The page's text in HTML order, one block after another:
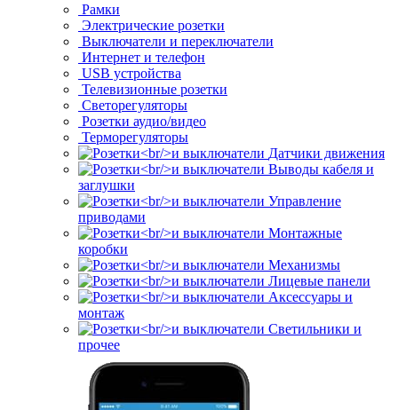
Рамки
Электрические розетки
Выключатели и переключатели
Интернет и телефон
USB устройства
Телевизионные розетки
Светорегуляторы
Розетки аудио/видео
Терморегуляторы
Датчики движения
Выводы кабеля и
заглушки
Управление
приводами
Монтажные
коробки
Механизмы
Лицевые панели
Аксессуары и
монтаж
Светильники и
прочее